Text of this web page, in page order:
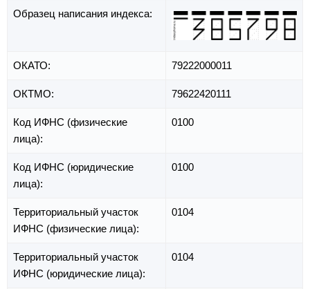
Образец написания индекса:
ОКАТО: 79222000011
ОКТМО: 79622420111
Код ИФНС (физические
лица):
0100
Код ИФНС (юридические
лица):
0100
Территориальный участок
ИФНС (физические лица):
0104
Территориальный участок
ИФНС (юридические лица):
0104